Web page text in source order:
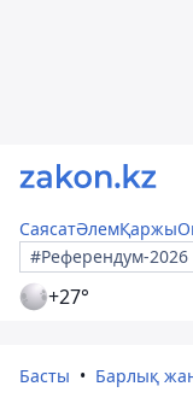
СаясатӘлемҚаржы
#Референдум-2026
+27°
Басты
Барлық